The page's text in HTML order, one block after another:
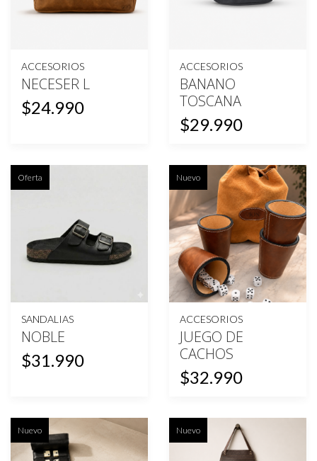
ACCESORIOS
NECESER L
$24.990
ACCESORIOS
BANANO
TOSCANA
$29.990
Oferta
SANDALIAS
NOBLE
$31.990
Nuevo
ACCESORIOS
JUEGO DE
CACHOS
$32.990
Nuevo Nuevo